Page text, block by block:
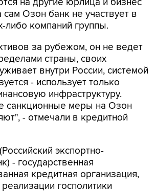
либо компаний группы.
за рубежом, он не ведет
внутри России, системой
- использует только
инфраструктуру.
санкционные меры на Озон
- отмечали в кредитной
экспортно-
кредитная организация,
госполитики
и поддержки экспорта
Банк реализует